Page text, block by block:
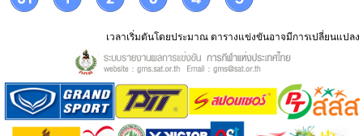
เวลาเริ่มตันโดยประมาณ ตารางแข่งขันอาจมีการเปลี่ยนแปลง